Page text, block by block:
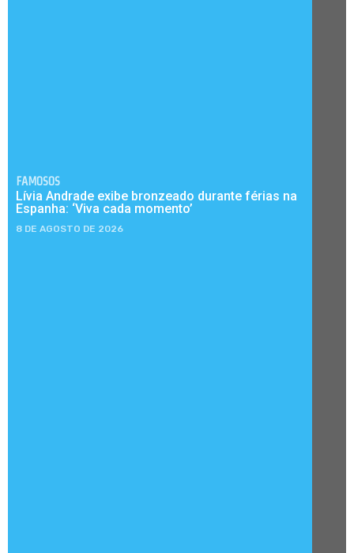
FAMOSOS
Lívia Andrade exibe bronzeado durante férias na
Espanha: ‘Viva cada momento’
8 DE AGOSTO DE 2026